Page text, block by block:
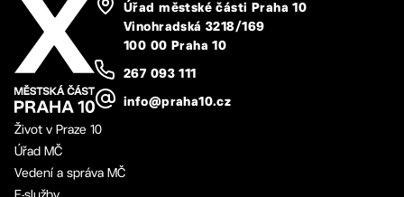
Úřad městské části Praha 10
Vinohradská 3218/169
100 00 Praha 10
267 093 111
info@praha10.cz
Život v Praze 10
Úřad MČ
Vedení a správa MČ